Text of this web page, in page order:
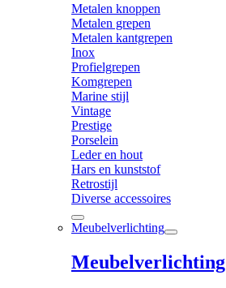
Metalen knoppen
Metalen grepen
Metalen kantgrepen
Inox
Profielgrepen
Komgrepen
Marine stijl
Vintage
Prestige
Porselein
Leder en hout
Hars en kunststof
Retrostijl
Diverse accessoires
Meubelverlichting
Meubelverlichting